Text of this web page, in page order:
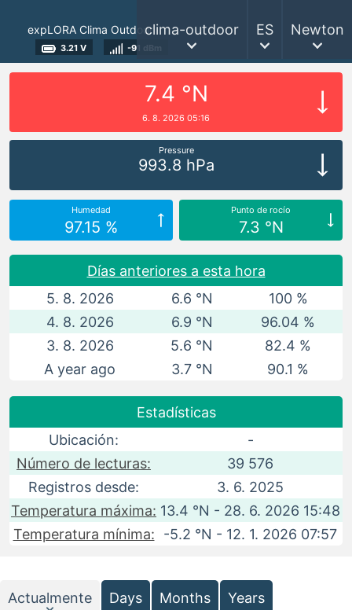
expLORA Clima Outdoor
3.21 V -91 dBm
clima-outdoor ES Newton
7.4 °N
6. 8. 2026 05:16
Pressure
993.8 hPa
Humedad
97.15 %
Punto de rocío
7.3 °N
Días anteriores a esta hora
5. 8. 2026
6.6 °N
100 %
4. 8. 2026
6.9 °N
96.04 %
3. 8. 2026
5.6 °N
82.4 %
A year ago
3.7 °N 90.1 %
Estadísticas
Ubicación:
-
Número de lecturas:
39 576
Registros desde:
3. 6. 2025
Temperatura máxima: 13.4 °N - 28. 6. 2026 15:48
Temperatura mínima:
-5.2 °N - 12. 1. 2026 07:57
Actualmente Days Months Years